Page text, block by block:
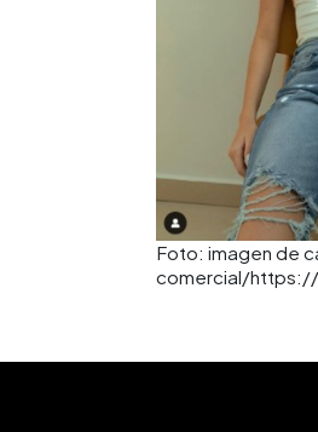
Foto: imagen de
comercial/https://